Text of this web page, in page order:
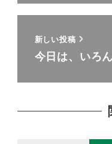
新しい投稿
今日は、いろ